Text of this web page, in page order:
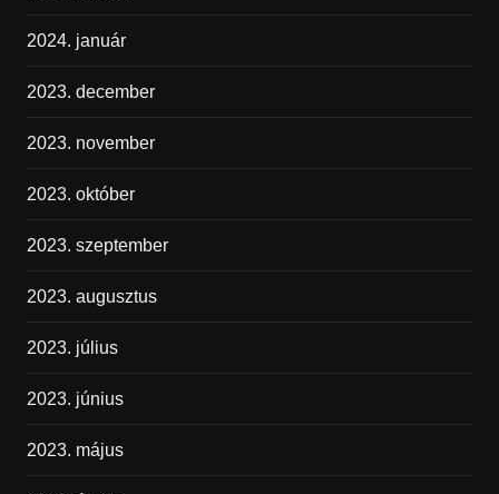
2024. január
2023. december
2023. november
2023. október
2023. szeptember
2023. augusztus
2023. július
2023. június
2023. május